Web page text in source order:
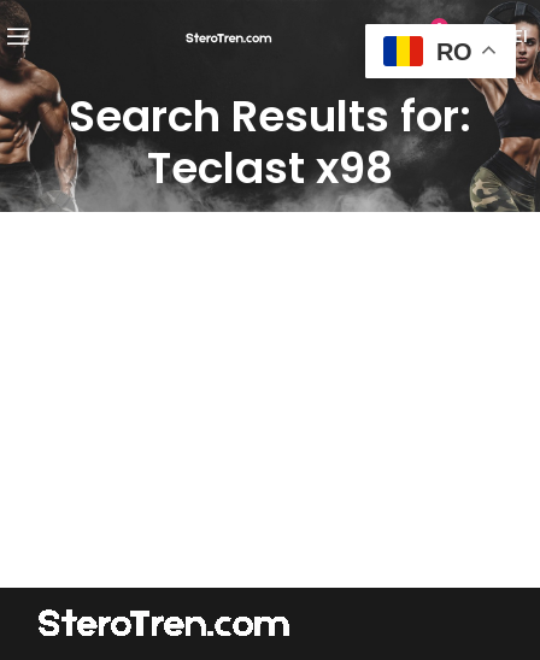
0 LEI
Search Results for:
Teclast x98
RO